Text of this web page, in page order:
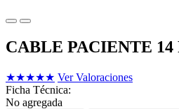
CABLE PACIENTE
★★★★★ Ver Valoraciones
Ficha Técnica:
No agregada